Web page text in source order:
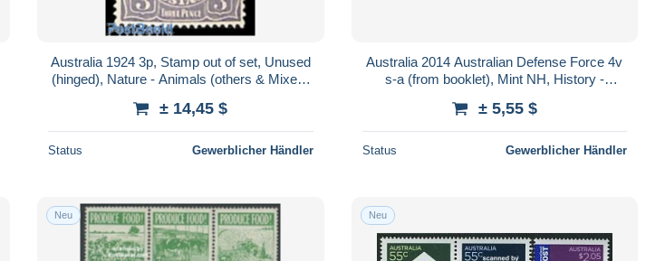
Australia 1924 3p, Stamp out of set, Unused
(hinged), Nature - Animals (others & Mixed)
± 14,45 $
Status Gewerblicher Händler
Australia 2014 Australian Defense Force 4v
s-a (from booklet), Mint NH, History -
± 5,55 $
Status Gewerblicher Händler
Neu Neu